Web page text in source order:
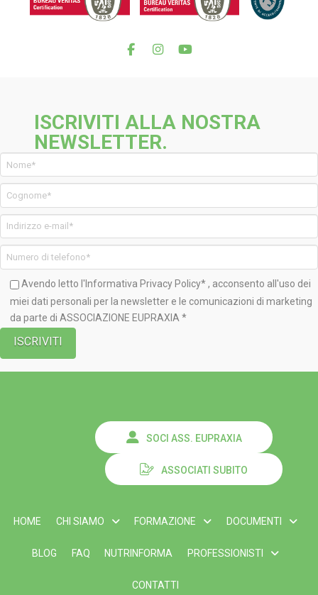
ISCRIVITI ALLA NOSTRA
NEWSLETTER.
Avendo letto l'Informativa Privacy Policy*, acconsento all'uso dei
miei dati personali per la newsletter e le comunicazioni di marketing
da parte di ASSOCIAZIONE EUPRAXIA *
SOCI ASS. EUPRAXIA
ASSOCIATI SUBITO
HOME CHI SIAMO FORMAZIONE DOCUMENTI
BLOG FAQ NUTRINFORMA PROFESSIONISTI
CONTATTI